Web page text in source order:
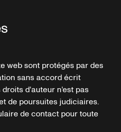
web sont protégés par des
sans accord écrit
d'auteur n'est pas
de poursuites judiciaires.
de contact pour toute